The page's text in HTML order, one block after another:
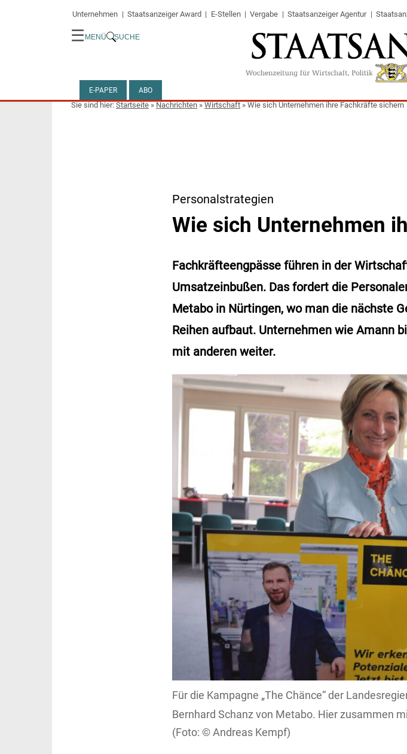
Unternehmen Staatsanzeiger Award E-Stellen Vergabe Staatsanzeiger Agentur
☰ MENÜ SUCHE
E-PAPER ABO
Startseite»Nachrichten»Wirtschaft»Wie sich Unternehmen ihre Fachkräfte sichern
Personalstrategien
Wie sich Unternehmen
Fachkräfteengpässe führen in der
Umsatzeinbußen. Das fordert die
Metabo in Nürtingen, wo man die nächste
Reihen aufbaut. Unternehmen wie Amann
mit anderen weiter.
Für die Kampagne „The Chänce“ der
Bernhard Schanz von Metabo. Hier zusammen
Andreas Kempf)